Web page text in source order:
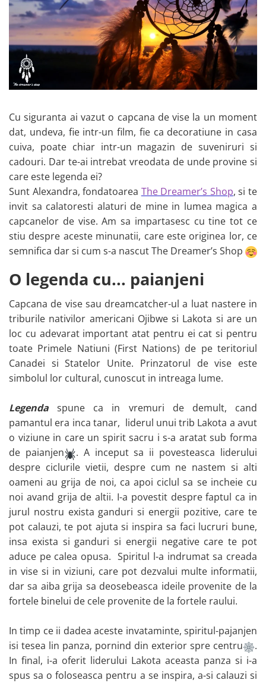
Cu siguranta ai vazut o capcana de vise la un moment
dat, undeva, fie intr-un film, fie ca decoratiune in casa
cuiva, poate chiar intr-un magazin de suveniruri si
cadouri. Dar te-ai intrebat vreodata de unde provine si
care este legenda ei?
Sunt Alexandra, fondatoarea The Dreamer’s Shop, si te
invit sa calatoresti alaturi de mine in lumea magica a
capcanelor de vise. Am sa impartasesc cu tine tot ce
stiu despre aceste minunatii, care este originea lor, ce
semnifica dar si cum s-a nascut The Dreamer’s Shop
O legenda cu... paianjeni
Capcana de vise sau dreamcatcher-ul a luat nastere in
triburile nativilor americani Ojibwe si Lakota si are un
loc cu adevarat important atat pentru ei cat si pentru
toate Primele Natiuni (First Nations) de pe teritoriul
Canadei si Statelor Unite. Prinzatorul de vise este
simbolul lor cultural, cunoscut in intreaga lume.
Legenda spune ca in vremuri de demult, cand
pamantul era inca tanar, liderul unui trib Lakota a avut
o viziune in care un spirit sacru i s-a aratat sub forma
de paianjen
. A inceput sa ii povesteasca liderului
despre ciclurile vietii, despre cum ne nastem si alti
oameni au grija de noi, ca apoi ciclul sa se incheie cu
noi avand grija de altii. I-a povestit despre faptul ca in
jurul nostru exista ganduri si energii pozitive, care te
pot calauzi, te pot ajuta si inspira sa faci lucruri bune,
insa exista si ganduri si energii negative care te pot
aduce pe calea opusa. Spiritul l-a indrumat sa creada
in vise si in viziuni, care pot dezvalui multe informatii,
dar sa aiba grija sa deosebeasca ideile provenite de la
fortele binelui de cele provenite de la fortele raului.
In timp ce ii dadea aceste invataminte, spiritul-pajanjen
isi tesea lin panza, pornind din exterior spre centru
.
In final, i-a oferit liderului Lakota aceasta panza si i-a
spus sa o foloseasca pentru a se inspira, a-si calauzi si